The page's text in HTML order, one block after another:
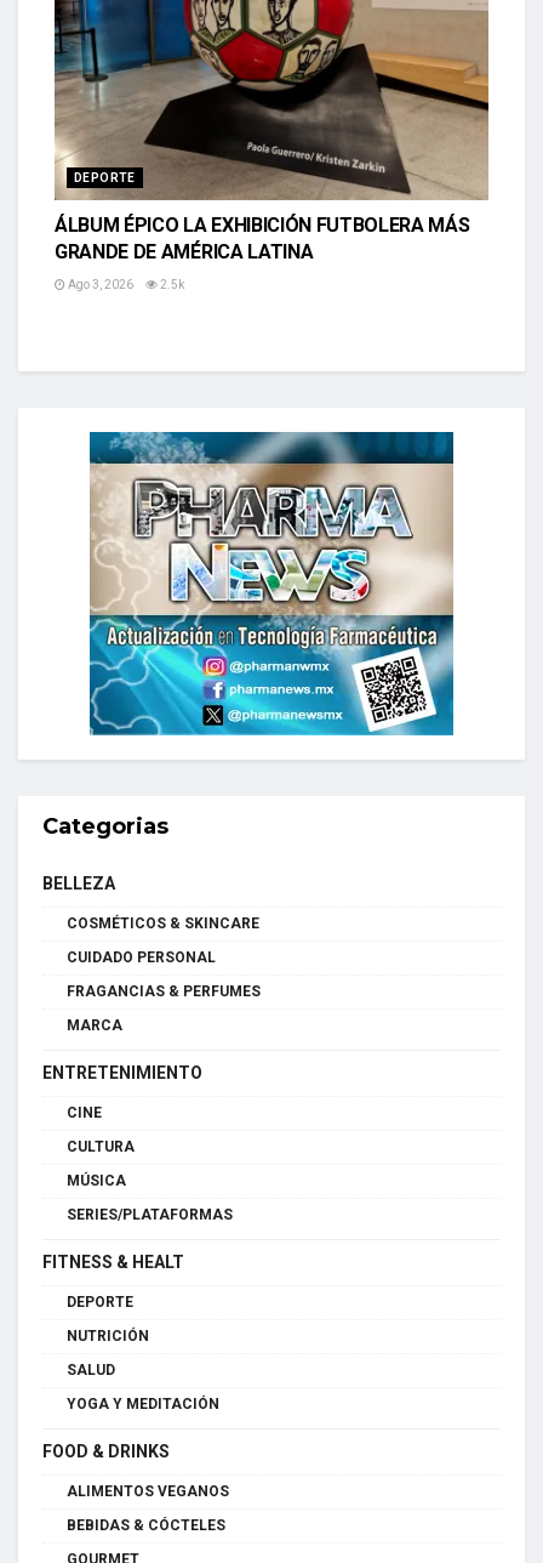
DEPORTE
ÁLBUM ÉPICO LA EXHIBICIÓN FUTBOLERA MÁS
GRANDE DE AMÉRICA LATINA
Ago 3, 2026 2.5k
Categorias
BELLEZA
COSMÉTICOS & SKINCARE
CUIDADO PERSONAL
FRAGANCIAS & PERFUMES
MARCA
ENTRETENIMIENTO
CINE
CULTURA
MÚSICA
SERIES/PLATAFORMAS
FITNESS & HEALT
DEPORTE
NUTRICIÓN
SALUD
YOGA Y MEDITACIÓN
FOOD & DRINKS
ALIMENTOS VEGANOS
BEBIDAS & CÓCTELES
GOURMET